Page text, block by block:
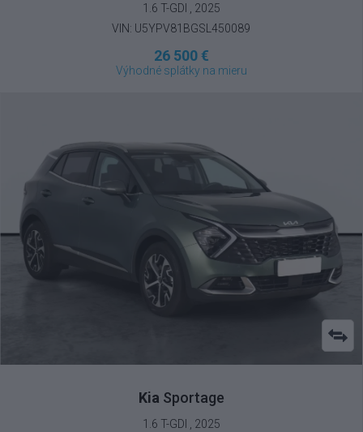
1.6 T-GDI , 2025
VIN: U5YPV81BGSL450089
26 500 €
Výhodné splátky na mieru
Kia Sportage
1.6 T-GDI , 2025